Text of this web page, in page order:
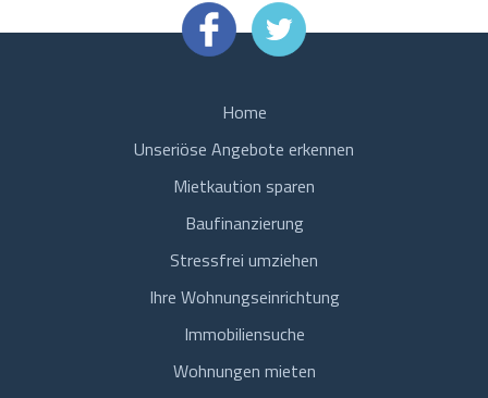
Home
Unseriöse Angebote erkennen
Mietkaution sparen
Baufinanzierung
Stressfrei umziehen
Ihre Wohnungseinrichtung
Immobiliensuche
Wohnungen mieten